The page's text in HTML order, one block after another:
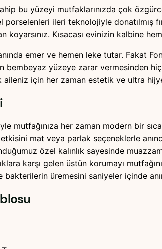
bu yüzeyi mutfaklarınızda çok
ileri teknolojiyle donatılmış
Kısacası evinizin kalbine
emer ve hemen leke tutar. Fakat
bembeyaz yüzeye zarar vermesinden
aileniz için her zaman estetik ve ultra
mutfağınıza her zaman modern bir
mat veya parlak seçeneklerle
özel kalınlık sayesinde
karşı gelen üstün korumayı
bakterilerin üremesini saniyeler içinde